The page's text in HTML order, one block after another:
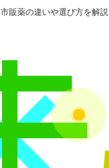
市販薬の違いや選び方を解説